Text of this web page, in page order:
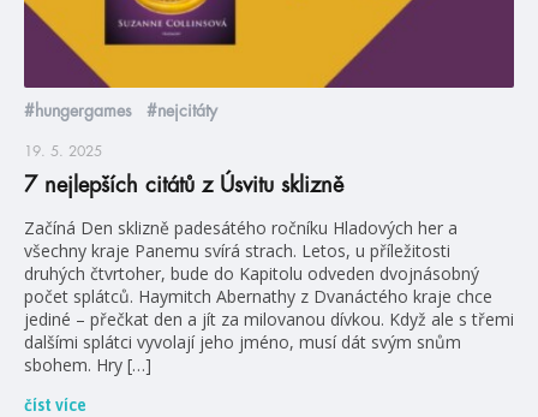
#hungergames #nejcitáty
19. 5. 2025
7 nejlepších citátů z Úsvitu sklizně
Začíná Den sklizně padesátého ročníku Hladových her a
všechny kraje Panemu svírá strach. Letos, u příležitosti
druhých čtvrtoher, bude do Kapitolu odveden dvojnásobný
počet splátců. Haymitch Abernathy z Dvanáctého kraje chce
jediné – přečkat den a jít za milovanou dívkou. Když ale s třemi
dalšími splátci vyvolají jeho jméno, musí dát svým snům
sbohem. Hry […]
číst více